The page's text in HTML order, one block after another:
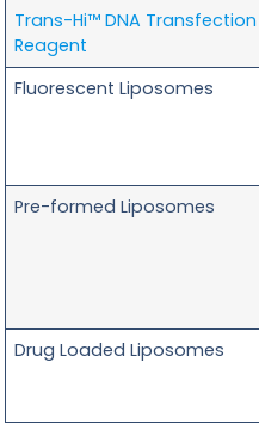
Trans-Hi™ DNA Transfection
Reagent
Fluorescent Liposomes
Pre-formed Liposomes
Drug Loaded Liposomes